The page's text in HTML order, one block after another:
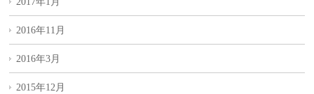
2016年11月
2016年3月
2015年12月